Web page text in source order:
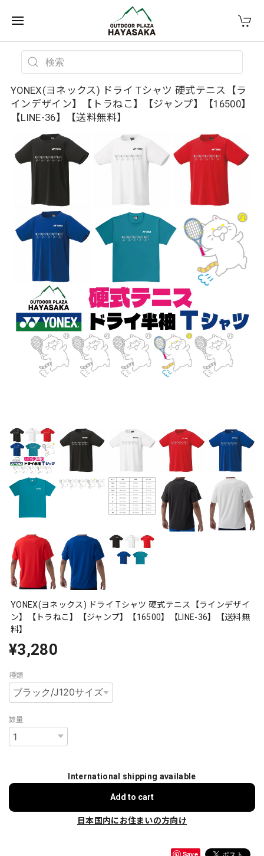
YONEX(ヨネックス) ドライ Tシャツ 硬式テニス【ラ
インデザイン】【トラねこ】【ジャンプ】【16500】
【LINE-36】【送料無料】
YONEX(ヨネックス) ドライ Tシャツ 硬式テニス【ラインデザイ
ン】【トラねこ】【ジャンプ】【16500】【LINE-36】【送料無
料】
¥3,280
種類
数量
International shipping available
Add to cart
日本国内にお住まいの方向け
Save